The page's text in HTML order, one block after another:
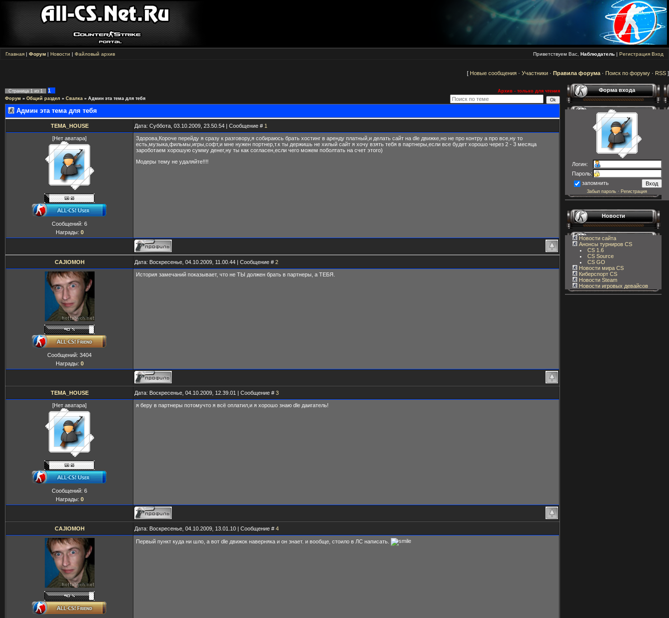
Главная | Форум | Новости | Файловый архив Приветствуем Вас, Наблюдатель | Регистрация Вход
[ Новые сообщения · Участники · Правила форума · Поиск по форуму · RSS ]
Страница 1 из 1 1
Архив - только для чтения
Форум » Общий раздел » Свалка » Админ эта тема для тебя
Админ эта тема для тебя
TEMA_HOUSE Дата: Суббота, 03.10.2009, 23.50.54 | Сообщение # 1
[Нет аватара]
Сообщений: 6
Награды: 0
Здорова,Короче перейду я сразу к разговору,я собираюсь брать хостинг в аренду платный,и делать сайт на dle движке,но не про контру а про все,ну то
есть,музыка,фильмы,игры,софт,и мне нужен портнер,т.к ты держишь не хилый сайт я хочу взять тебя в партнеры,если все будет хорошо через 2 - 3 месяца
зароботаем хорошую сумму денег,ну ты как согласен,если чего можем поболтать на счет этого)
Модеры тему не удаляйте!!!!
CAJIOMOH Дата: Воскресенье, 04.10.2009, 11.00.44 | Сообщение # 2
Сообщений: 3404
Награды: 0
История замечаний показывает, что не ТЫ должен брать в партнеры, а ТЕБЯ.
TEMA_HOUSE Дата: Воскресенье, 04.10.2009, 12.39.01 | Сообщение # 3
[Нет аватара]
Сообщений: 6
Награды: 0
я беру в партнеры потомучто я всё оплатил,и я хорошо знаю dle даигатель!
CAJIOMOH Дата: Воскресенье, 04.10.2009, 13.01.10 | Сообщение # 4
Первый пункт куда ни шло, а вот dle движок наверняка и он знает. и вообще, стоило в ЛС написать.
Форма входа
Логин:
Пароль:
запомнить
Забыл пароль · Регистрация
Новости
Новости сайта
Анонсы турниров CS
CS 1.6
CS Source
CS GO
Новости мира CS
Киберспорт CS
Новости Steam
Новости игровых девайсов